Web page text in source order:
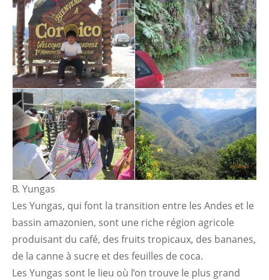
B. Yungas
Les Yungas, qui font la transition entre les Andes et le
bassin amazonien, sont une riche région agricole
produisant du café, des fruits tropicaux, des bananes,
de la canne à sucre et des feuilles de coca.
Les Yungas sont le lieu où l’on trouve le plus grand